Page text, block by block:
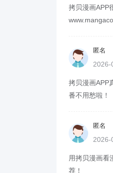
拷贝漫画APP
匿名
2026-
拷贝漫画APP
番不用愁啦！
匿名
2026-
用拷贝漫画看
荐！